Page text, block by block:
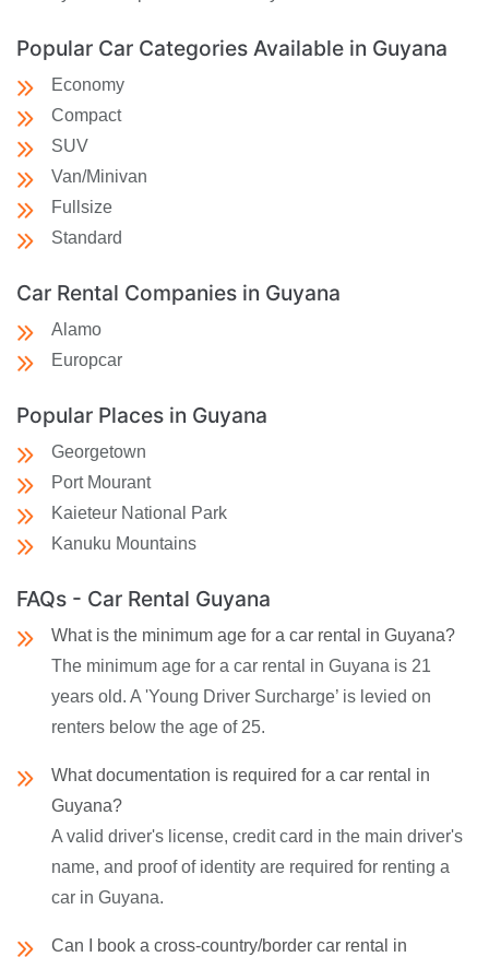
Popular Car Categories Available in Guyana
Economy
Compact
SUV
Van/Minivan
Fullsize
Standard
Car Rental Companies in Guyana
Alamo
Europcar
Popular Places in Guyana
Georgetown
Port Mourant
Kaieteur National Park
Kanuku Mountains
FAQs - Car Rental Guyana
What is the minimum age for a car rental in Guyana?
The minimum age for a car rental in Guyana is 21
years old. A 'Young Driver Surcharge’ is levied on
renters below the age of 25.
What documentation is required for a car rental in
Guyana?
A valid driver's license, credit card in the main driver's
name, and proof of identity are required for renting a
car in Guyana.
Can I book a cross-country/border car rental in